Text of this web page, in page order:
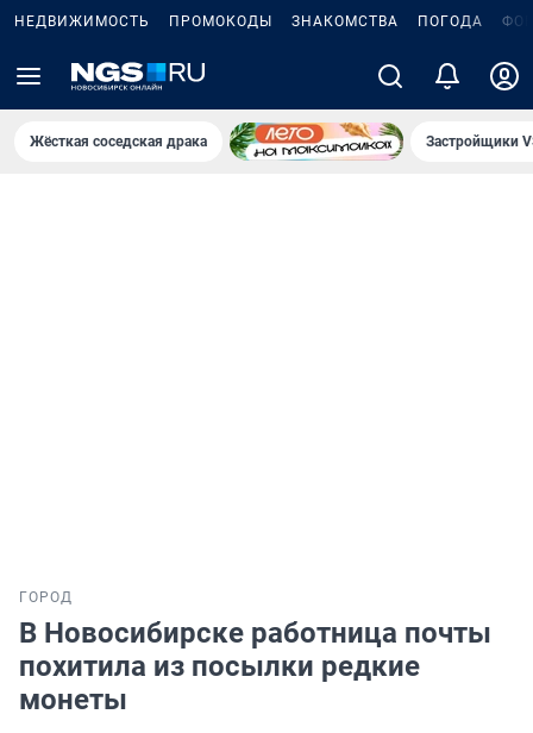
НЕДВИЖИМОСТЬ ПРОМОКОДЫ ЗНАКОМСТВА ПОГОДА
Жёсткая соседская драка Застройщики
ГОРОД
В Новосибирске работница почты
похитила из посылки редкие
монеты